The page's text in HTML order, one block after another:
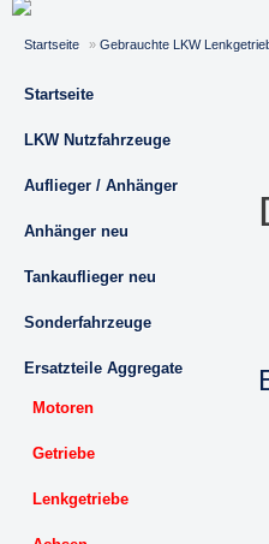
Startseite » Gebrauchte LKW
Startseite
LKW Nutzfahrzeuge
Auflieger / Anhänger
Anhänger neu
Tankauflieger neu
Sonderfahrzeuge
Ersatzteile Aggregate
Motoren
Getriebe
Lenkgetriebe